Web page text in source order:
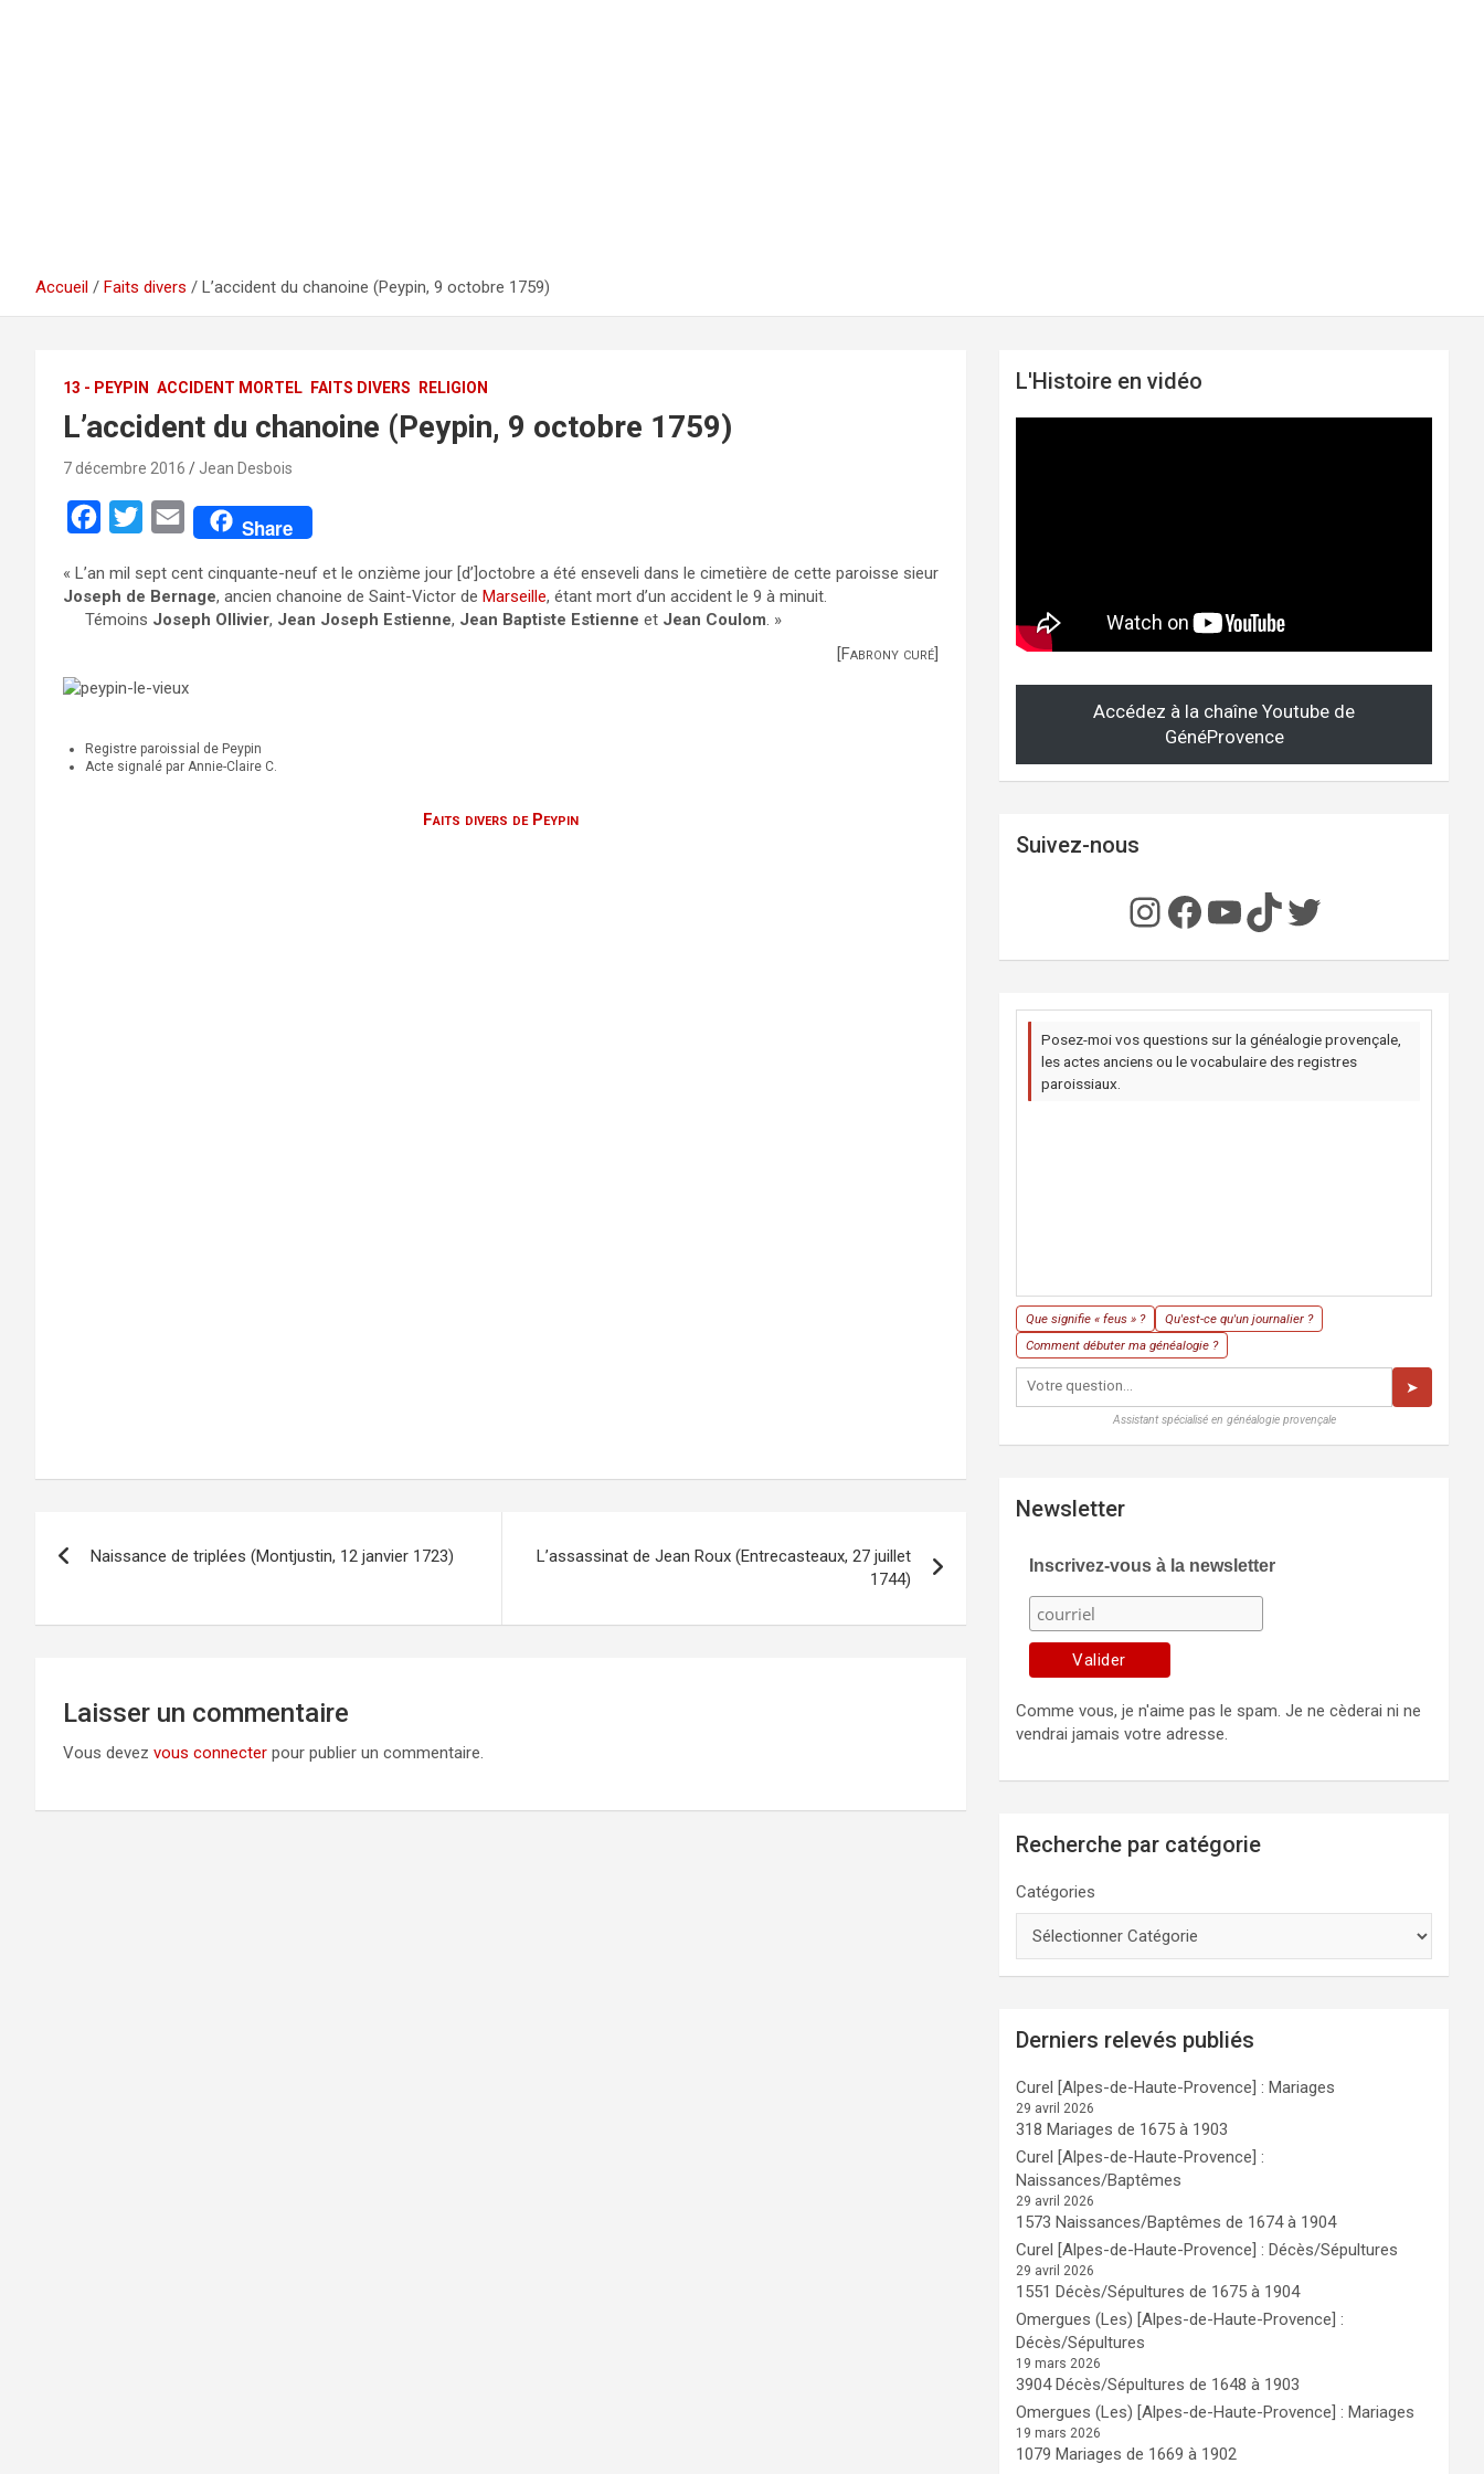
Accueil Faits divers L’accident du chanoine (Peypin, 9 octobre 1759)
13 - PEYPIN ACCIDENT MORTEL FAITS DIVERS RELIGION
L’accident du chanoine (Peypin, 9 octobre 1759)
7 décembre 2016 Jean Desbois
c
e
o
k
i
t
e
E
a
i
Share
« L’an mil sept cent cinquante-neuf et le onzième jour [d’]octobre a été enseveli dans le cimetière de cette paroisse sieur
Joseph de Bernage, ancien chanoine de Saint-Victor de Marseille, étant mort d’un accident le 9 à minuit.
Témoins Joseph Ollivier, Jean Joseph Estienne, Jean Baptiste Estienne et Jean Coulom. »
[Fabrony curé]
Registre paroissial de Peypin
Acte signalé par Annie-Claire C.
Faits divers de Peypin
Navigation
Naissance de triplées (Montjustin, 12 janvier 1723)
L’assassinat de Jean Roux (Entrecasteaux, 27 juillet
1744)
Laisser un commentaire
Vous devez vous connecter pour publier un commentaire.
L'Histoire en vidéo
Accédez à la chaîne Youtube de
GénéProvence
Suivez-nous
Instagram
Facebook
YouTube
TikTok
Twitter
Posez-moi vos questions sur la généalogie provençale,
les actes anciens ou le vocabulaire des registres
paroissiaux.
Que signifie « feus » ?
Qu'est-ce qu'un journalier ?
Comment débuter ma généalogie ?
➤
Assistant spécialisé en généalogie provençale
Newsletter
Inscrivez-vous à la newsletter
Comme vous, je n'aime pas le spam. Je ne cèderai ni ne
vendrai jamais votre adresse.
Recherche par catégorie
Catégories
Derniers relevés publiés
Curel [Alpes-de-Haute-Provence] : Mariages
29 avril 2026
318 Mariages de 1675 à 1903
Curel [Alpes-de-Haute-Provence] :
Naissances/Baptêmes
29 avril 2026
1573 Naissances/Baptêmes de 1674 à 1904
Curel [Alpes-de-Haute-Provence] : Décès/Sépultures
29 avril 2026
1551 Décès/Sépultures de 1675 à 1904
Omergues (Les) [Alpes-de-Haute-Provence] :
Décès/Sépultures
19 mars 2026
3904 Décès/Sépultures de 1648 à 1903
Omergues (Les) [Alpes-de-Haute-Provence] : Mariages
19 mars 2026
1079 Mariages de 1669 à 1902